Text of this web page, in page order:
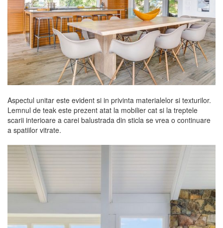
Aspectul unitar este evident si in privinta materialelor si texturilor.
Lemnul de teak este prezent atat la mobilier cat si la treptele
scarii interioare a carei balustrada din sticla se vrea o continuare
a spatiilor vitrate.